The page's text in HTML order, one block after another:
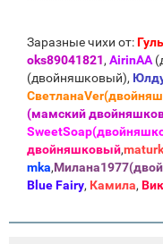
Заразные чихи от:
oks89041821, AirinAA
(двойняшковый),
(мамский
двойняшковый,
mka,
Blue Fаiry, Камила,